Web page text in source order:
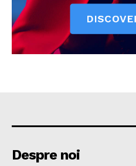
Despre noi